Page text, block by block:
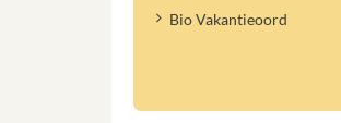
Bio Vakantieoord